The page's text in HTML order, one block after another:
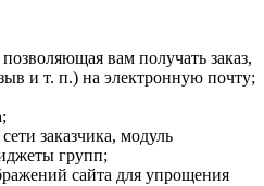
вам получать заказ,
и т. п.) на электронную почту;
заказчика, модуль
групп;
сайта для упрощения